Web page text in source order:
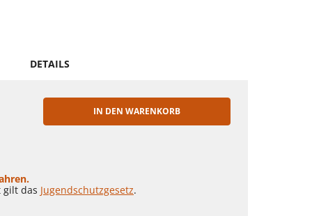
DETAILS
IN DEN WARENKORB
gilt das Jugendschutzgesetz.